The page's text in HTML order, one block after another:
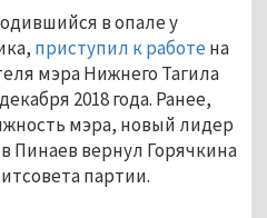
в опале у
приступил к работе на
мэра Нижнего Тагила
2018 года. Ранее,
мэра, новый лидер
Пинаев вернул Горячкина
партии.